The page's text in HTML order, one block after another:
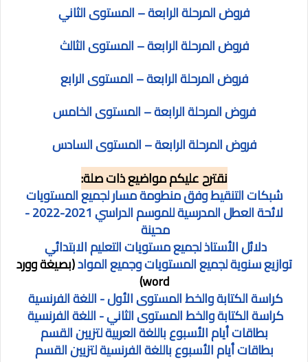
فروض المرحلة الرابعة– المستوى الثاني
فروض المرحلةالرابعة– المستوى الثالث
فروض المرحلةالرابعة– المستوى الرابع
فروض المرحلةالرابعة– المستوى الخامس
فروض المرحلةالرابعة– المستوى السادس
نقترح عليكم مواضيع ذات صلة:
شبكات التنقيط وفق منطومة مسار لجميع المستويات
لائحة العطل المدرسية للموسم الدراسي 2021-2022 -
محينة
دلائل الأستاذ لجميع مستويات التعليم الابتدائي
توازيع سنوية لجميع المستويات وجميع المواد(بصيغة وورد
word)
كراسة الكتابة والخط المستوى الأول - اللغة الفرنسية
كراسة الكتابة والخط المستوى الثاني - اللغة الفرنسية
بطاقات أيام الأسبوع باللغة العربية لتزيين القسم
بطاقات أيام الأسبوع باللغة الفرنسية لتزيين القسم